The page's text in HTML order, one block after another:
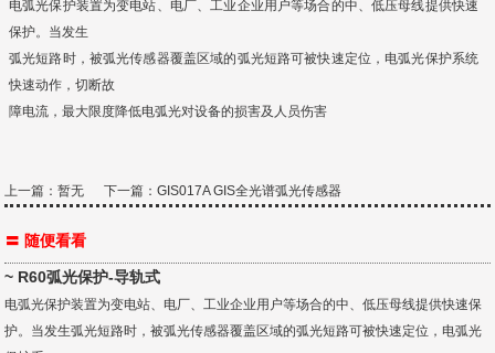
电弧光保护装置为变电站、电厂、工业企业用户等场合的中、低压母线提供快速
保护。当发生
弧光短路时，被弧光传感器覆盖区域的弧光短路可被快速定位，电弧光保护系统
快速动作，切断故
障电流，最大限度降低电弧光对设备的损害及人员伤害
上一篇：暂无 下一篇： GIS017A GIS全光谱弧光传感器
〓 随便看看
~ R60弧光保护-导轨式
电弧光保护装置为变电站、电厂、工业企业用户等场合的中、低压母线提供快速保
护。当发生弧光短路时，被弧光传感器覆盖区域的弧光短路可被快速定位，电弧光